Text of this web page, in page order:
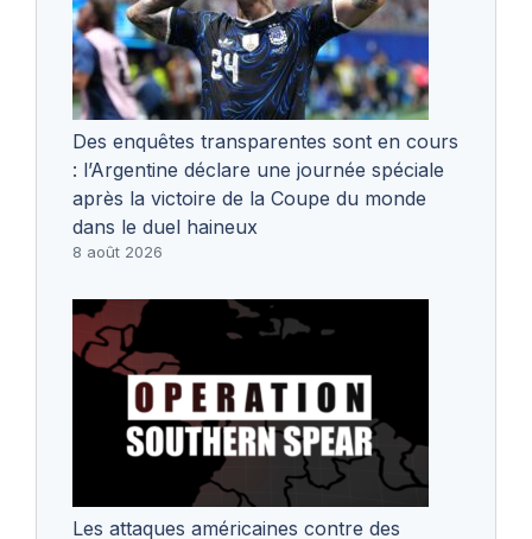
Des enquêtes transparentes sont en cours
: l’Argentine déclare une journée spéciale
après la victoire de la Coupe du monde
dans le duel haineux
8 août 2026
Les attaques américaines contre des